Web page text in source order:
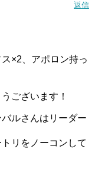
返信
×2、アポロン持っ
ございます！
ルさんはリーダー
リをノーコンして